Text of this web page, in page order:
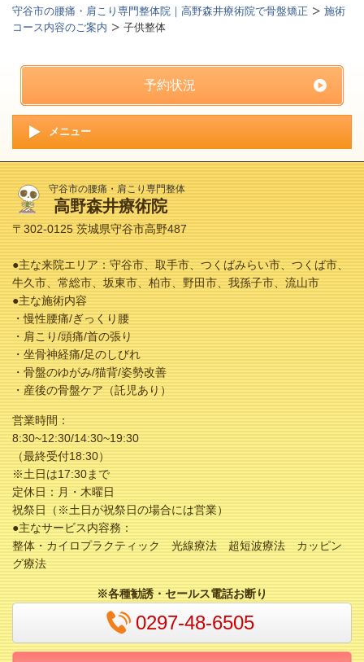
守谷市の腰痛・肩こり専門整体院｜高野森井療術院で骨盤矯正
施術
コース内容のご案内
子供整体
予約状況
メニュー
守谷市の腰痛・肩こり専門整体
高野森井療術院
〒302-0125 茨城県守谷市高野487
●主な来院エリア：守谷市、取手市、つくばみらい市、つくば市、
牛久市、常総市、坂東市、柏市、野田市、我孫子市、流山市
●主な施術内容
・慢性腰痛/ぎっくり腰
・肩こり/頭痛/首の張り
・坐骨神経痛/足のしびれ
・骨盤のゆがみ/猫背/姿勢改善
・産後の骨盤ケア（託児あり）
営業時間：
8:30~12:30/14:30~19:30
（最終受付18:30）
※土日は17:30まで
定休日：月・木曜日
祝祭日（※土日が祝祭日の場合には営業）
●主なサービス内容務：
整体・カイロプラクティック 光線療法 超短波療法 カッピン
グ療法
※各種勧誘・セールス電話お断り
0297-48-6505